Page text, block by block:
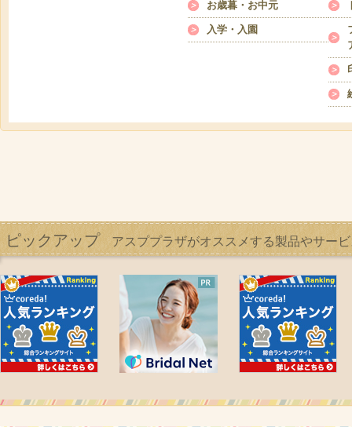
お歳暮・お中元
入学・入園
ピックアップ アスププラザがオススメする製品やサー